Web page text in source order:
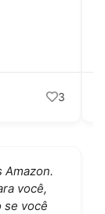
3
Amazon.
você,
se você